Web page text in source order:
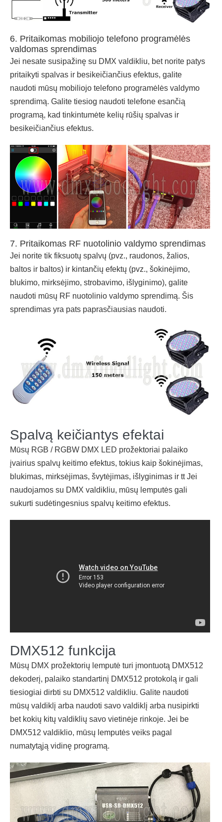
6. Pritaikomas mobiliojo telefono programėlės
valdomas sprendimas
Jei nesate susipažinę su DMX valdikliu, bet norite patys
pritaikyti spalvas ir besikeičiančius efektus, galite
naudoti mūsų mobiliojo telefono programėlės valdymo
sprendimą. Galite tiesiog naudoti telefone esančią
programą, kad tinkintumėte kelių rūšių spalvas ir
besikeičiančius efektus.
7. Pritaikomas RF nuotolinio valdymo sprendimas
Jei norite tik fiksuotų spalvų (pvz., raudonos, žalios,
baltos ir baltos) ir kintančių efektų (pvz., šokinėjimo,
blukimo, mirksėjimo, strobavimo, išlyginimo), galite
naudoti mūsų RF nuotolinio valdymo sprendimą. Šis
sprendimas yra pats paprasčiausias naudoti.
Spalvą keičiantys efektai
Mūsų RGB / RGBW DMX LED prožektoriai palaiko
įvairius spalvų keitimo efektus, tokius kaip šokinėjimas,
blukimas, mirksėjimas, švytėjimas, išlyginimas ir tt Jei
naudojamos su DMX valdikliu, mūsų lemputės gali
sukurti sudėtingesnius spalvų keitimo efektus.
DMX512 funkcija
Mūsų DMX prožektorių lemputė turi įmontuotą DMX512
dekoderį, palaiko standartinį DMX512 protokolą ir gali
tiesiogiai dirbti su DMX512 valdikliu. Galite naudoti
mūsų valdiklį arba naudoti savo valdiklį arba nusipirkti
bet kokių kitų valdiklių savo vietinėje rinkoje. Jei be
DMX512 valdiklio, mūsų lemputės veiks pagal
numatytąją vidinę programą.